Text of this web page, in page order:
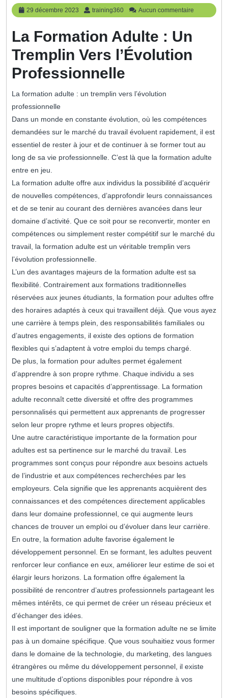
29 décembre 2023
29
décembre
training360 training360
Aucun commentaire
La Formation Adulte : Un
Tremplin Vers l’Évolution
Professionnelle
La formation adulte : un tremplin vers l’évolution
professionnelle
Dans un monde en constante évolution, où les compétences
demandées sur le marché du travail évoluent rapidement, il est
essentiel de rester à jour et de continuer à se former tout au
long de sa vie professionnelle. C’est là que la formation adulte
entre en jeu.
La formation adulte offre aux individus la possibilité d’acquérir
de nouvelles compétences, d’approfondir leurs connaissances
et de se tenir au courant des dernières avancées dans leur
domaine d’activité. Que ce soit pour se reconvertir, monter en
compétences ou simplement rester compétitif sur le marché du
travail, la formation adulte est un véritable tremplin vers
l’évolution professionnelle.
L’un des avantages majeurs de la formation adulte est sa
flexibilité. Contrairement aux formations traditionnelles
réservées aux jeunes étudiants, la formation pour adultes offre
des horaires adaptés à ceux qui travaillent déjà. Que vous ayez
une carrière à temps plein, des responsabilités familiales ou
d’autres engagements, il existe des options de formation
flexibles qui s’adaptent à votre emploi du temps chargé.
De plus, la formation pour adultes permet également
d’apprendre à son propre rythme. Chaque individu a ses
propres besoins et capacités d’apprentissage. La formation
adulte reconnaît cette diversité et offre des programmes
personnalisés qui permettent aux apprenants de progresser
selon leur propre rythme et leurs propres objectifs.
Une autre caractéristique importante de la formation pour
adultes est sa pertinence sur le marché du travail. Les
programmes sont conçus pour répondre aux besoins actuels
de l’industrie et aux compétences recherchées par les
employeurs. Cela signifie que les apprenants acquièrent des
connaissances et des compétences directement applicables
dans leur domaine professionnel, ce qui augmente leurs
chances de trouver un emploi ou d’évoluer dans leur carrière.
En outre, la formation adulte favorise également le
développement personnel. En se formant, les adultes peuvent
renforcer leur confiance en eux, améliorer leur estime de soi et
élargir leurs horizons. La formation offre également la
possibilité de rencontrer d’autres professionnels partageant les
mêmes intérêts, ce qui permet de créer un réseau précieux et
d’échanger des idées.
Il est important de souligner que la formation adulte ne se limite
pas à un domaine spécifique. Que vous souhaitiez vous former
dans le domaine de la technologie, du marketing, des langues
étrangères ou même du développement personnel, il existe
une multitude d’options disponibles pour répondre à vos
besoins spécifiques.